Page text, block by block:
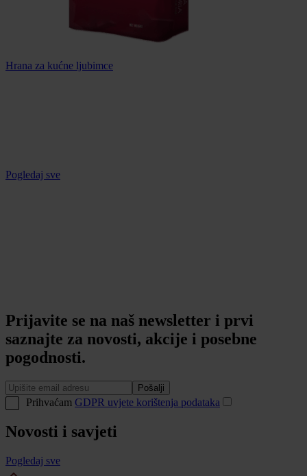
Hrana za kućne ljubimce
Pogledaj sve
Prijavite se na naš newsletter i prvi
saznajte za novosti, akcije i posebne
pogodnosti.
Pošalji
Prihvaćam GDPR uvjete korištenja podataka
Novosti i savjeti
Pogledaj sve